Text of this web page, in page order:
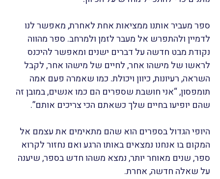
ספר מעביר אותנו ממציאות אחת לאחרת, מאפשר לנו
לדמיין ולהתפרש אל מעבר לזמן ולמרחב. ספר מהווה
נקודת מבט חדשה על דברים ישנים ומאפשר להיכנס
לראשו של מישהו אחר, לחיים של מישהו אחר, לקבל
השראה, רעיונות, כיוון ויכולת. כמו שאמרה פעם אמה
תומפסון, “אני חושבת שספרים הם כמו אנשים, במובן זה
שהם יופיעו בחיים שלך כשאתם הכי צריכים אותם”.
היופי הגדול בספרים הוא שהם מתאימים את עצמם אל
המקום בו אנחנו נמצאים באותו הרגע ואם נחזור לקרוא
ספר, שנים מאוחר יותר, נמצא משהו חדש בספר, שיענה
על שאלה חדשה, אחרת.